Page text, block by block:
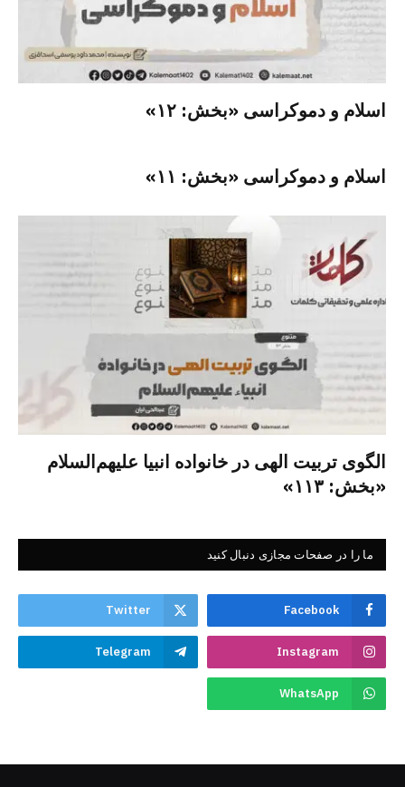
اسلام و دموکراسی «بخش: ۱۲»
اسلام و دموکراسی «بخش: ۱۱»
الگوی تربیت الهی در خانواده انبیا‌‌ علیهم‌السلام
«بخش: ۱۱۳»
ما را در صفحات مجازی دنبال کنید
Facebook
Twitter
Instagram
Telegram
WhatsApp